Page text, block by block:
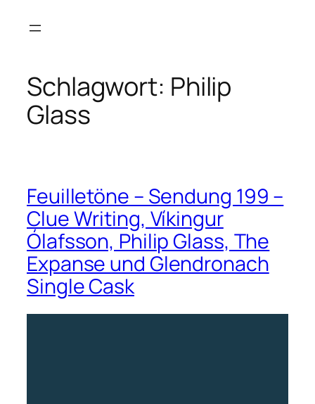
Inhalt
Schlagwort: Philip
Glass
Feuilletöne – Sendung 199 –
Clue Writing, Víkingur
Ólafsson, Philip Glass, The
Expanse und Glendronach
Single Cask